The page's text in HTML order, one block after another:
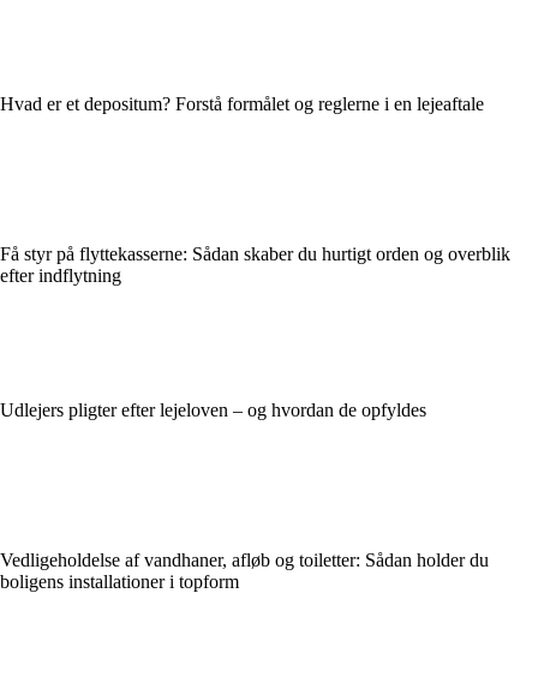
Hvad er et depositum? Forstå formålet og reglerne i en lejeaftale
Få styr på flyttekasserne: Sådan skaber du hurtigt orden og overblik
efter indflytning
Udlejers pligter efter lejeloven – og hvordan de opfyldes
Vedligeholdelse af vandhaner, afløb og toiletter: Sådan holder du
boligens installationer i topform